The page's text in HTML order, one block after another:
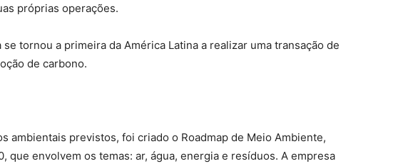
próprias operações.
tornou a primeira da América Latina a realizar uma transação de
de carbono.
ambientais previstos, foi criado o Roadmap de Meio Ambiente,
que envolvem os temas: ar, água, energia e resíduos. A empresa